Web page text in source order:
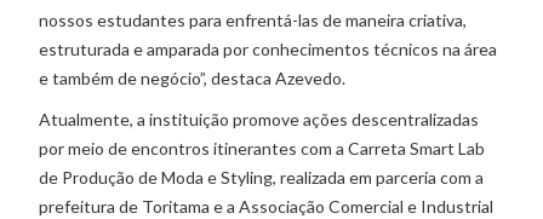
nossos estudantes para enfrentá-las de maneira criativa,
estruturada e amparada por conhecimentos técnicos na área
e também de negócio”, destaca Azevedo.
Atualmente, a instituição promove ações descentralizadas
por meio de encontros itinerantes com a Carreta Smart Lab
de Produção de Moda e Styling, realizada em parceria com a
prefeitura de Toritama e a Associação Comercial e Industrial